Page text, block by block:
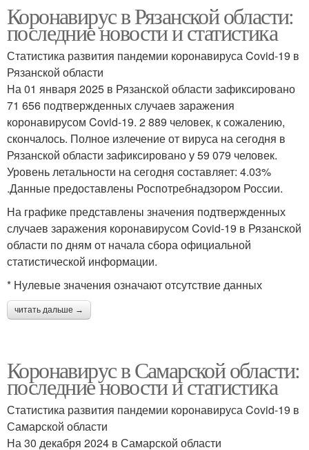
Коронавирус в Рязанской области:
последние новости и статистика
Статистика развития пандемии коронавируса Covid-19 в
Рязанской области
На 01 января 2025 в Рязанской области зафиксировано
71 656 подтвержденных случаев заражения
коронавирусом Covid-19. 2 889 человек, к сожалению,
скончалось. Полное излечение от вируса на сегодня в
Рязанской области зафиксировано у 59 079 человек.
Уровень летальности на сегодня составляет: 4.03%
.Данные предоставлены Роспотребнадзором России.
На графике представлены значения подтвержденных
случаев заражения коронавирусом Covid-19 в Рязанской
области по дням от начала сбора официальной
статистической информации.
* Нулевые значения означают отсутствие данных
читать дальше →
Коронавирус в Самарской области:
последние новости и статистика
Статистика развития пандемии коронавируса Covid-19 в
Самарской области
На 30 декабря 2024 в Самарской области